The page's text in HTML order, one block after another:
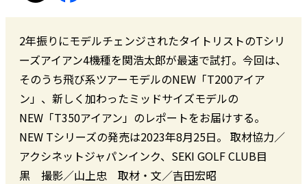
2年振りにモデルチェンジされたタイトリストのTシリ
ーズアイアン4機種を関浩太郎が最速で試打。今回は、
そのうち飛び系ツアーモデルのNEW「T200アイア
ン」、新しく加わったミッドサイズモデルの
NEW「T350アイアン」のレポートをお届けする。
NEW Tシリーズの発売は2023年8月25日。 取材協力／
アクシネットジャパンインク、SEKI GOLF CLUB目
黒 撮影／山上忠 取材・文／吉田宏昭